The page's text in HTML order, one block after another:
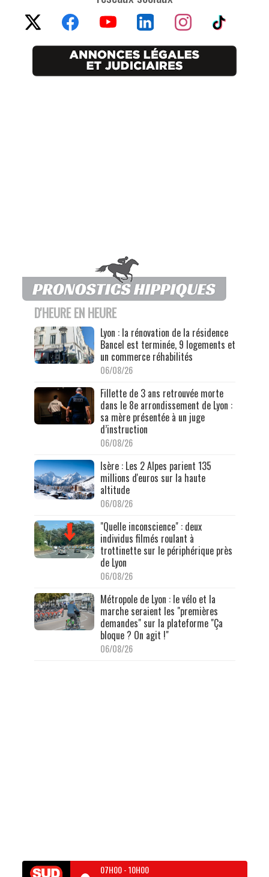
D'HEURE EN HEURE
Lyon : la rénovation de la résidence
Bancel est terminée, 9 logements et
un commerce réhabilités
06/08/26
Fillette de 3 ans retrouvée morte
dans le 8e arrondissement de Lyon :
sa mère présentée à un juge
d’instruction
06/08/26
Isère : Les 2 Alpes parient 135
millions d'euros sur la haute
altitude
06/08/26
"Quelle inconscience" : deux
individus filmés roulant à
trottinette sur le périphérique près
de Lyon
06/08/26
Métropole de Lyon : le vélo et la
marche seraient les "premières
demandes" sur la plateforme "Ça
bloque ? On agit !"
06/08/26
07H00-10H00